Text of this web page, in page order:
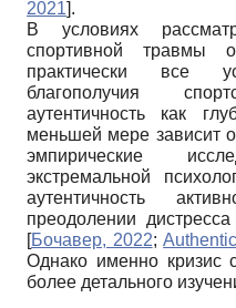
2021].
В условиях
спортивной травмы
практически все
благополучия
аутентичность как
меньшей мере зависит
эмпирические
экстремальной
аутентичность
преодолении
[Бочавер, 2022;
Однако именно кризис
более детального